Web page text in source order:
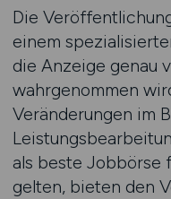
Die
einem
die Anzeige genau
wahrgenommen
Veränderungen im
als beste Jobbörse
gelten, bieten den